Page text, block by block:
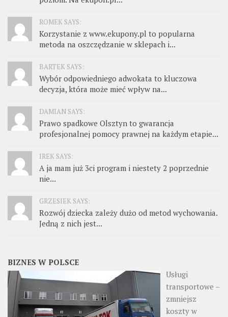
ROMEK SAYS:
Korzystanie z www.ekupony.pl to popularna
metoda na oszczędzanie w sklepach i...
BARTEK SAYS:
Wybór odpowiedniego adwokata to kluczowa
decyzja, która może mieć wpływ na...
DAMIAN SAYS:
Prawo spadkowe Olsztyn to gwarancja
profesjonalnej pomocy prawnej na każdym etapie...
IREK SAYS:
A ja mam już 3ci program i niestety 2 poprzednie
nie...
GRZESIEK SAYS:
Rozwój dziecka zależy dużo od metod wychowania.
Jedną z nich jest...
BIZNES W POLSCE
Usługi
transportowe –
zmniejsz
koszty w